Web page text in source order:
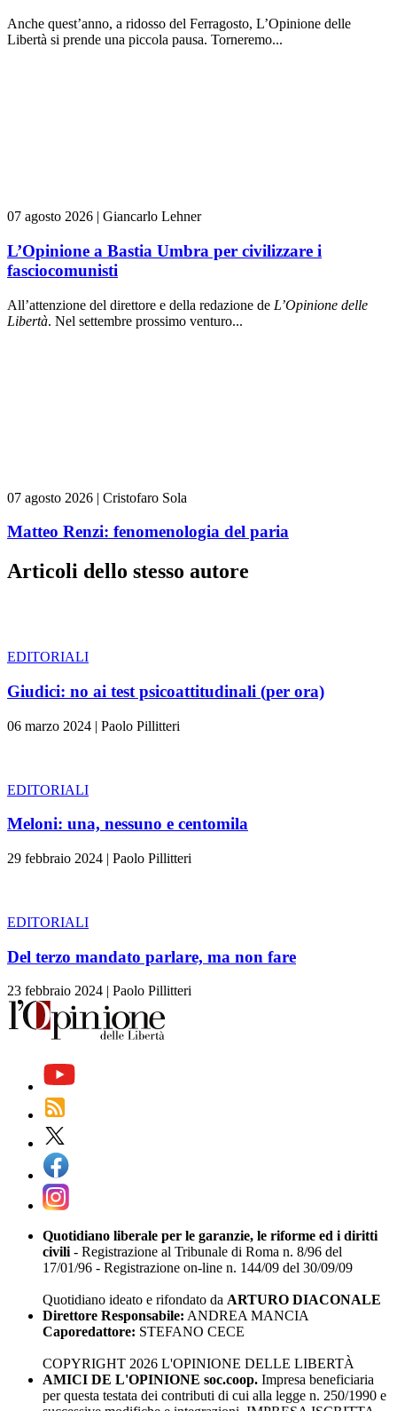
Anche quest’anno, a ridosso del Ferragosto, L’Opinione delle
Libertà si prende una piccola pausa. Torneremo...
07 agosto 2026 | Giancarlo Lehner
L’Opinione a Bastia Umbra per civilizzare i
fasciocomunisti
All’attenzione del direttore e della redazione de L’Opinione delle
Libertà. Nel settembre prossimo venturo...
07 agosto 2026 | Cristofaro Sola
Matteo Renzi: fenomenologia del paria
Articoli dello stesso autore
EDITORIALI
Giudici: no ai test psicoattitudinali (per ora)
06 marzo 2024 | Paolo Pillitteri
EDITORIALI
Meloni: una, nessuno e centomila
29 febbraio 2024 | Paolo Pillitteri
EDITORIALI
Del terzo mandato parlare, ma non fare
23 febbraio 2024 | Paolo Pillitteri
Quotidiano liberale per le garanzie, le riforme ed i diritti
civili- Registrazione al Tribunale di Roma n. 8/96 del
17/01/96 - Registrazione on-line n. 144/09 del 30/09/09
Quotidiano ideato e rifondato da ARTURO DIACONALE
Direttore Responsabile: ANDREA MANCIA
Caporedattore: STEFANO CECE
COPYRIGHT 2026 L'OPINIONE DELLE LIBERTÀ
AMICI DE L'OPINIONE soc.coop. Impresa beneficiaria
per questa testata dei contributi di cui alla legge n. 250/1990 e